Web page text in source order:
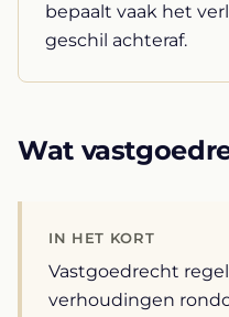
bepaalt vaak het
geschil achteraf.
Wat
IN HET KORT
Vastgoedrecht
verhoudingen